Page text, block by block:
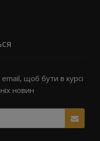
email, щоб бути в курсі
новин